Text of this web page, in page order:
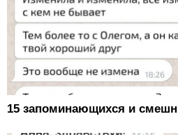
15 запоминающихся и